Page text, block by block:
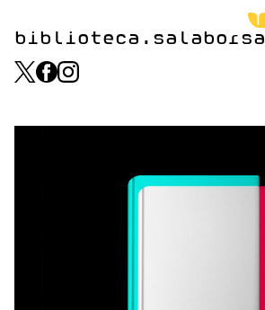
biblioteca.salaborsa